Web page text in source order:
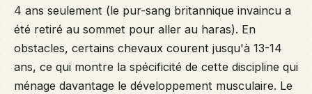
4 ans seulement (le pur-sang britannique invaincu a
été retiré au sommet pour aller au haras). En
obstacles, certains chevaux courent jusqu'à 13-14
ans, ce qui montre la spécificité de cette discipline qui
ménage davantage le développement musculaire. Le